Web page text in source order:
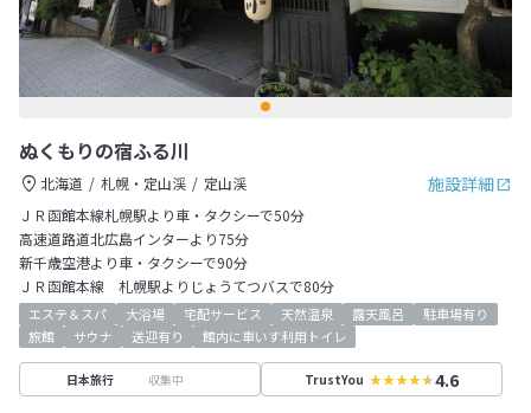
ぬくもりの宿ふる川
施設詳細
北海道 札幌・定山渓
定山渓
ＪＲ函館本線札幌駅より車・タクシーで50分
高速道路道北広島インターより75分
新千歳空港より車・タクシーで90分
ＪＲ函館本線 札幌駅よりじょうてつバスで80分
エステ＆スパ 大浴場 宅配サービス 天然温泉 露天風呂
駐車場有り
旅館
サウナ 送迎有り 館内に車いす利用トイレ
日本旅行 収集中 TrustYou 4.6